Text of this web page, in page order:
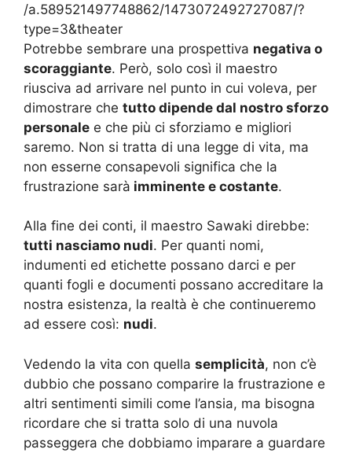
/a.589521497748862/1473072492727087/?
type=3&theater
Potrebbe sembrare una prospettiva negativa o
scoraggiante. Però, solo così il maestro
riusciva ad arrivare nel punto in cui voleva, per
dimostrare che tutto dipende dal nostro sforzo
personale e che più ci sforziamo e migliori
saremo. Non si tratta di una legge di vita, ma
non esserne consapevoli significa che la
frustrazione sarà imminente e costante.
Alla fine dei conti, il maestro Sawaki direbbe:
tutti nasciamo nudi. Per quanti nomi,
indumenti ed etichette possano darci e per
quanti fogli e documenti possano accreditare la
nostra esistenza, la realtà è che continueremo
ad essere così: nudi.
Vedendo la vita con quella semplicità, non c’è
dubbio che possano comparire la frustrazione e
altri sentimenti simili come l’ansia, ma bisogna
ricordare che si tratta solo di una nuvola
passeggera che dobbiamo imparare a guardare